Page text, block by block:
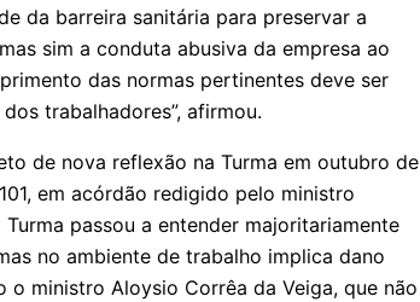
da barreira sanitária para preservar a
sim a conduta abusiva da empresa ao
das normas pertinentes deve ser
trabalhadores”, afirmou.
de nova reflexão na Turma em outubro de
em acórdão redigido pelo ministro
passou a entender majoritariamente
no ambiente de trabalho implica dano
ministro Aloysio Corrêa da Veiga, que não